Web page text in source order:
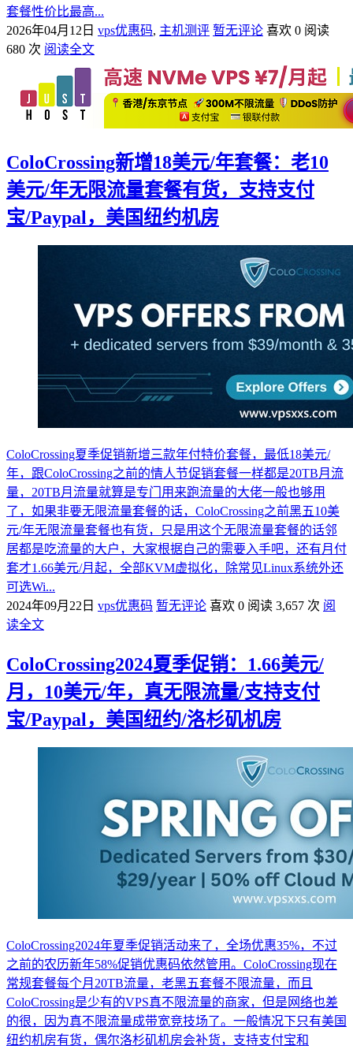
套餐性价比最高...
2026年04月12日 vps优惠码, 主机测评 暂无评论 喜欢 0 阅读
680 次 阅读全文
ColoCrossing新增18美元/年套餐：老10
美元/年无限流量套餐有货，支持支付
宝/Paypal，美国纽约机房
ColoCrossing夏季促销新增三款年付特价套餐，最低18美元/
年，跟ColoCrossing之前的情人节促销套餐一样都是20TB月流
量，20TB月流量就算是专门用来跑流量的大佬一般也够用
了，如果非要无限流量套餐的话，ColoCrossing之前黑五10美
元/年无限流量套餐也有货，只是用这个无限流量套餐的话邻
居都是吃流量的大户，大家根据自己的需要入手吧，还有月付
套才1.66美元/月起，全部KVM虚拟化，除常见Linux系统外还
可选Wi...
2024年09月22日 vps优惠码 暂无评论 喜欢 0 阅读 3,657 次 阅
读全文
ColoCrossing2024夏季促销：1.66美元/
月，10美元/年，真无限流量/支持支付
宝/Paypal，美国纽约/洛杉矶机房
ColoCrossing2024年夏季促销活动来了，全场优惠35%，不过
之前的农历新年58%促销优惠码依然管用。ColoCrossing现在
常规套餐每个月20TB流量，老黑五套餐不限流量，而且
ColoCrossing是少有的VPS真不限流量的商家，但是网络也差
的很，因为真不限流量成带宽竞技场了。一般情况下只有美国
纽约机房有货，偶尔洛杉矶机房会补货，支持支付宝和